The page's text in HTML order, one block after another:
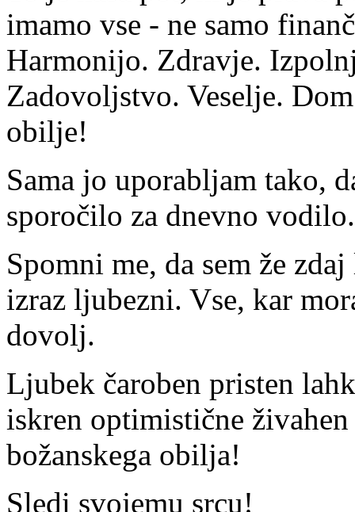
imamo vse - ne samo
Harmonijo. Zdravje.
Zadovoljstvo. Veselje.
obilje!
Sama jo uporabljam tako,
sporočilo za dnevno vodilo.
Spomni me, da sem že
izraz ljubezni. Vse, kar
dovolj.
Ljubek čaroben pristen
iskren optimistične
božanskega obilja!
Sledi svojemu srcu!